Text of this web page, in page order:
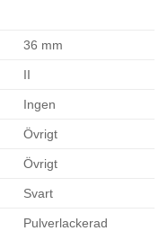
36 mm
II
Ingen
Övrigt
Övrigt
Svart
Pulverlackerad